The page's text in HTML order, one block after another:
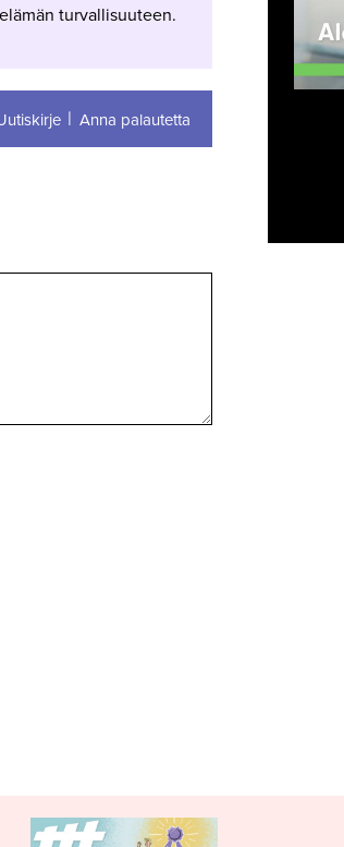
turvallisuuteen.
Anna palautetta